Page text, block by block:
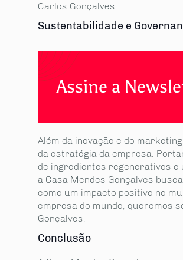
Carlos Gonçalves.
Sustentabilidade e
Assine a
Além da inovação e do
da estratégia da empresa.
de ingredientes regenerativos
a Casa Mendes Gonçalves
como um impacto positivo no
empresa do mundo, queremos
Gonçalves.
Conclusão